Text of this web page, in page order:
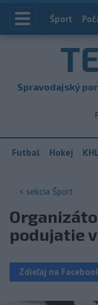
Index
Šport
Spravodajský
Futbal Hokej
< sekcia Šport
podujatie
Zdieľaj na